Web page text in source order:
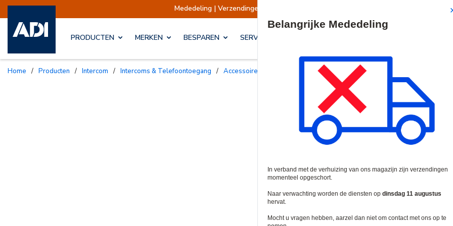
Mededeling | Verzendingen opgeschort Verzendingen worden op dinsdag
PRODUCTEN MERKEN BESPAREN SERVICES & OPLOSSINGEN
Home / Producten / Intercom / Intercoms & Telefoontoegang / Accessoires voor intercom en telefoontoegang